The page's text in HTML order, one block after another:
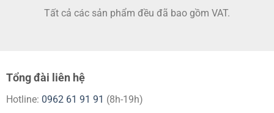
Tất cả các sản phẩm đều đã bao gồm VAT.
Tổng đài liên hệ
Hotline: 0962 61 91 91 (8h-19h)